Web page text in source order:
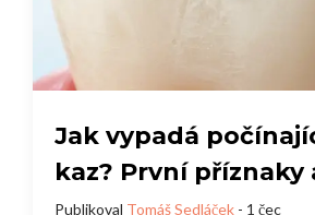
Jak vypadá
kaz? První příznaky
zastavit
Publikoval Tomáš Sedláček - 1 čec